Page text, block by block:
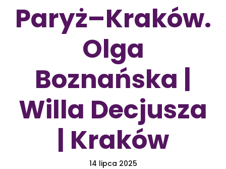
Paryż–Kraków.
Olga
Boznańska |
Willa Decjusza
| Kraków
14 lipca 2025